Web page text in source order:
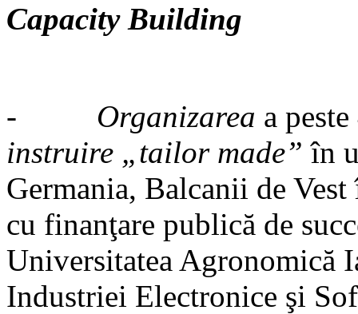
Capacity Building
- Organizarea a
instruire „tailor made”în
Germania, Balcanii de
cu finanţare publică de
Universitatea Agronomică
Industriei Electronice şi